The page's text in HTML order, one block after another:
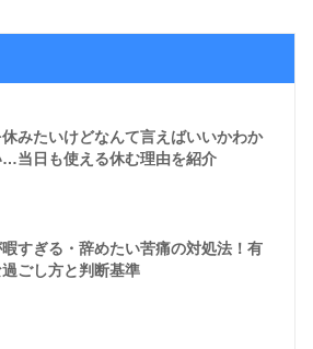
みたいけどなんて言えばいいかわか
…当日も使える休む理由を紹介
すぎる・辞めたい苦痛の対処法！有
ごし方と判断基準